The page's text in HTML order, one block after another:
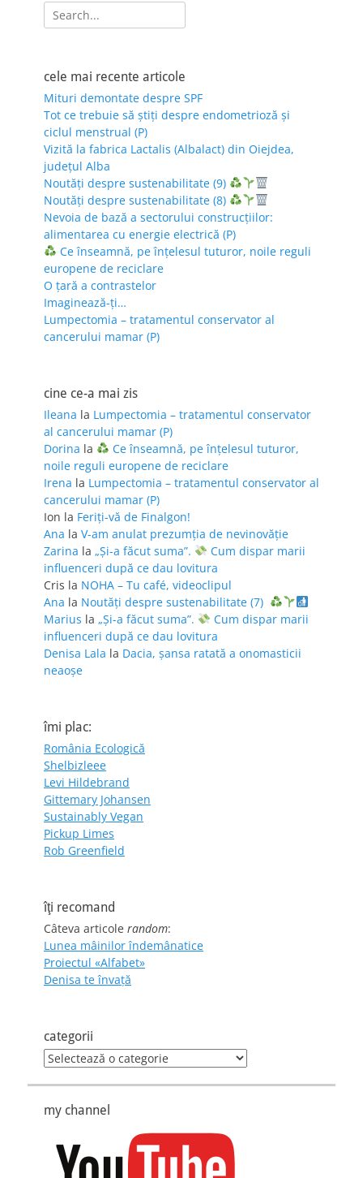
Search
for:
cele mai recente articole
Mituri demontate despre SPF
Tot ce trebuie să știți despre endometrioză și
ciclul menstrual (P)
Vizită la fabrica Lactalis (Albalact) din Oiejdea,
județul Alba
Noutăți despre sustenabilitate (9)
Noutăți despre sustenabilitate (8)
Nevoia de bază a sectorului construcțiilor:
alimentarea cu energie electrică (P)
Ce înseamnă, pe înțelesul tuturor, noile reguli
europene de reciclare
O țară a contrastelor
Imaginează-ți…
Lumpectomia – tratamentul conservator al
cancerului mamar (P)
cine ce-a mai zis
Ileana la Lumpectomia – tratamentul conservator
al cancerului mamar (P)
Dorina la
Ce înseamnă, pe înțelesul tuturor,
noile reguli europene de reciclare
Irena la Lumpectomia – tratamentul conservator al
cancerului mamar (P)
Ion la Feriţi-vă de Finalgon!
Ana la V-am anulat prezumția de nevinovăție
Zarina la „Și-a făcut suma”.
Cum dispar marii
influenceri după ce dau lovitura
Cris la NOHA – Tu café, videoclipul
Ana la Noutăți despre sustenabilitate (7)
Marius la „Și-a făcut suma”.
Cum dispar marii
influenceri după ce dau lovitura
Denisa Lala la Dacia, șansa ratată a onomasticii
neaoșe
îmi plac:
România Ecologică
Shelbizleee
Levi Hildebrand
Gittemary Johansen
Sustainably Vegan
Pickup Limes
Rob Greenfield
îţi recomand
Câteva articole random:
Lunea mâinilor îndemânatice
Proiectul «Alfabet»
Denisa te învaţă
categorii
categorii
my channel